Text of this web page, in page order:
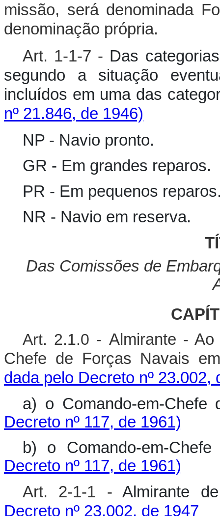
missão, será denominada
denominação própria.
Art. 1-1-7 - Das
segundo a situação
incluídos em uma das
nº 21.846, de 1946)
NP - Navio pronto.
GR - Em grandes reparos.
PR - Em pequenos
NR - Navio em reserva.
Das Comissões de
Art. 2.1.0 - Almirante -
Chefe de Forças Navais
dada pelo Decreto nº 23.002,
a) o Comando-em-
Decreto nº 117, de 1961)
b) o Comando-em-
Decreto nº 117, de 1961)
Art. 2-1-1 -Almirante
Decreto nº 23.002, de 1947